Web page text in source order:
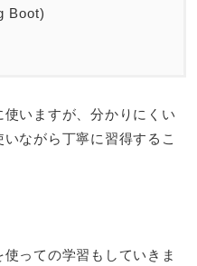
Boot)
いますが、分かりにくい
ながら丁寧に習得するこ
っての学習もしていきま